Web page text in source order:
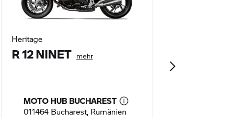
Heritage
R 12 NINET mehr
MOTO HUB BUCHAREST
011464 Bucharest, Rumänien